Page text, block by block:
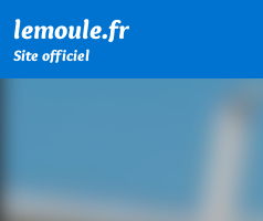
lemoule.fr
Site officiel